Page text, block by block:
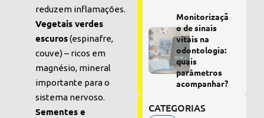
reduzem inflamações.
Vegetais verdes
escuros(espinafre,
couve) – ricos em
magnésio, mineral
importante para o
sistema nervoso.
Sementes e
Monitorizaçã
o de sinais
vitais na
odontologia:
quais
parâmetros
acompanhar?
CATEGORIAS